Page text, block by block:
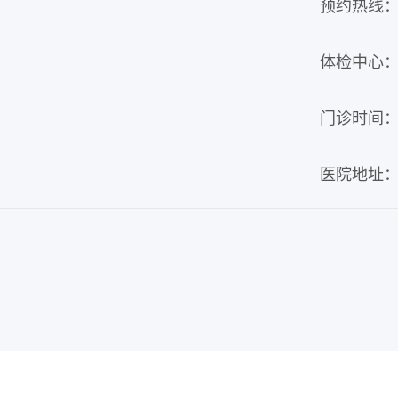
预约热线
体检中心
门诊时间
医院地址